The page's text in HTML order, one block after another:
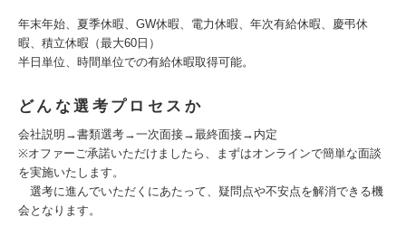
年末年始、夏季休暇、GW休暇、電力休暇、年次有給休暇、慶弔休
暇、積立休暇（最大60日）
半日単位、時間単位での有給休暇取得可能。
どんな選考プロセスか
会社説明→書類選考→一次面接→最終面接→内定
※オファーご承諾いただけましたら、まずはオンラインで簡単な面談
を実施いたします。
選考に進んでいただくにあたって、疑問点や不安点を解消できる機
会となります。